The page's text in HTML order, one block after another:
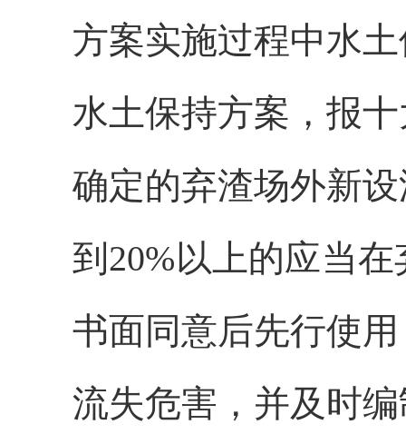
方案实施过程中水
水土保持方案，报
确定的弃渣场外新
到20%以上的应当
书面同意后先行使
流失危害，并及时